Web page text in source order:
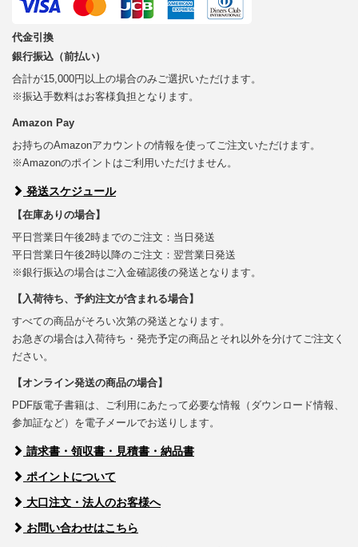
代金引換
銀行振込（前払い）
合計が15,000円以上の場合のみご選択いただけます。
※振込手数料はお客様負担となります。
Amazon Pay
お持ちのAmazonアカウントの情報を使ってご注文いただけます。
※Amazonのポイントはご利用いただけません。
発送スケジュール
【在庫ありの場合】
平日営業日午後2時までのご注文：当日発送
平日営業日午後2時以降のご注文：翌営業日発送
※銀行振込の場合はご入金確認後の発送となります。
【入荷待ち、予約注文が含まれる場合】
すべての商品がそろい次第の発送となります。
お急ぎの場合は入荷待ち・発売予定の商品とそれ以外を分けてご注文く
ださい。
【オンライン発送の商品の場合】
PDF版電子書籍は、ご利用にあたって必要な情報（ダウンロード情報、
参加証など）を電子メールでお送りします。
請求書・領収書・見積書・納品書
ポイントについて
大口注文・法人のお客様へ
お問い合わせはこちら